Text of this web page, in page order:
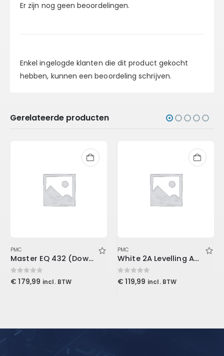
Er zijn nog geen beoordelingen.
Enkel ingelogde klanten die dit product gekocht
hebben, kunnen een beoordeling schrijven.
Gerelateerde producten
PMC
Master EQ 432 (Download)
0out of 5
€ 179,99 incl. BTW
PMC
White 2A Levelling Amplifier (Download)
0out of 5
€ 119,99 incl. BTW